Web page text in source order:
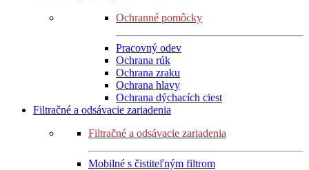
Ochranné pomôcky
Pracovný odev
Ochrana rúk
Ochrana zraku
Ochrana hlavy
Ochrana dýchacích ciest
Filtračné a odsávacie zariadenia
Filtračné a odsávacie zariadenia
Mobilné s čistiteľným filtrom